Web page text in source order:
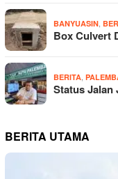
BANYUASIN,
Box Culvert
BERITA,
Status
BERITA UTAMA